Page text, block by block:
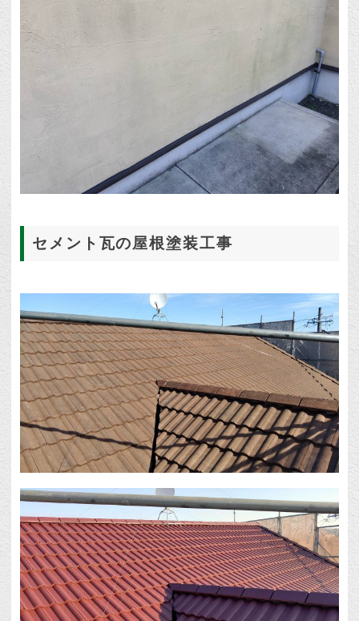
セメント瓦の屋根塗装工事